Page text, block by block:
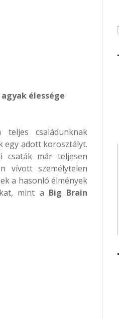
élessége
családunknak
egy adott korosztályt.
csaták már teljesen
vívott személytelen
a hasonló élmények
mint a Big Brain